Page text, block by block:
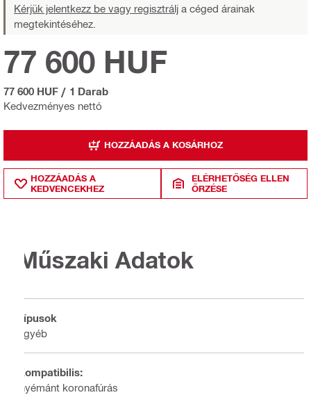
Kérjük jelentkezz be vagy regisztrálj a céged árainak
megtekintéséhez.
Kedvezményes nettó
77 600 HUF
77 600 HUF / 1 Darab
HOZZÁADÁS A KOSÁRHOZ
HOZZÁADÁS A
KEDVENCEKHEZ
ELÉRHETŐSÉG ELLEN
ŐRZÉSE
Műszaki Adatok
Típusok
Egyéb
Kompatibilis:
Gyémánt koronafúrás